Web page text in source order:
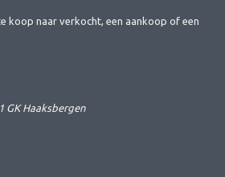
koop naar verkocht, een aankoop of een
GK Haaksbergen